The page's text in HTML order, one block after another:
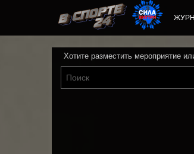
Хотите разместить мероприятие